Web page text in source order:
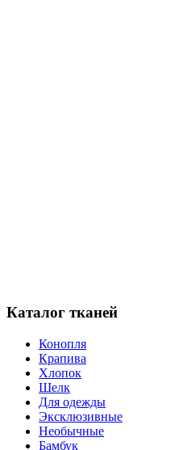
Каталог тканей
Конопля
Крапива
Хлопок
Шелк
Для одежды
Эксклюзивные
Необычные
Бамбук